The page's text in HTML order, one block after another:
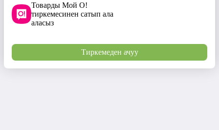
Товарды Мой О!
тиркемесинен сатып ала
аласыз
Тиркемеден ачуу